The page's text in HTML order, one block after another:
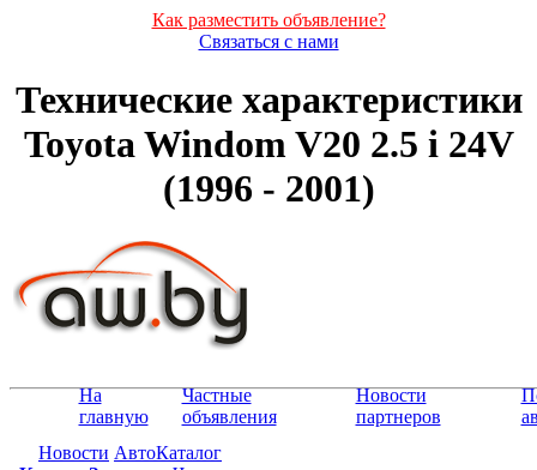
Как разместить объявление?
Связаться с нами
Технические характеристики
Toyota Windom V20 2.5 i 24V
(1996 - 2001)
На
главную
Частные
объявления
Новости
партнеров
Новости АвтоКаталог